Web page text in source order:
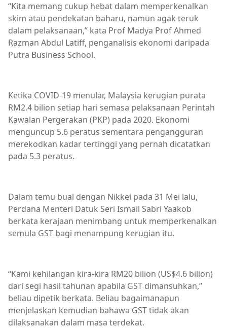
“Kita memang cukup hebat dalam memperkenalkan
skim atau pendekatan baharu, namun agak teruk
dalam pelaksanaan,” kata Prof Madya Prof Ahmed
Razman Abdul Latiff, penganalisis ekonomi daripada
Putra Business School.
Ketika COVID-19 menular, Malaysia kerugian purata
RM2.4 bilion setiap hari semasa pelaksanaan Perintah
Kawalan Pergerakan (PKP) pada 2020. Ekonomi
menguncup 5.6 peratus sementara pengangguran
merekodkan kadar tertinggi yang pernah dicatatkan
pada 5.3 peratus.
Dalam temu bual dengan Nikkei pada 31 Mei lalu,
Perdana Menteri Datuk Seri Ismail Sabri Yaakob
berkata kerajaan menimbang untuk memperkenalkan
semula GST bagi menampung kerugian itu.
“Kami kehilangan kira-kira RM20 bilion (US$4.6 bilion)
dari segi hasil tahunan apabila GST dimansuhkan,”
beliau dipetik berkata. Beliau bagaimanapun
menjelaskan kemudian bahawa GST tidak akan
dilaksanakan dalam masa terdekat.